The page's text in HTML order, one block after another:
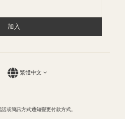
加入
繁體中文
或簡訊方式通知變更付款方式。